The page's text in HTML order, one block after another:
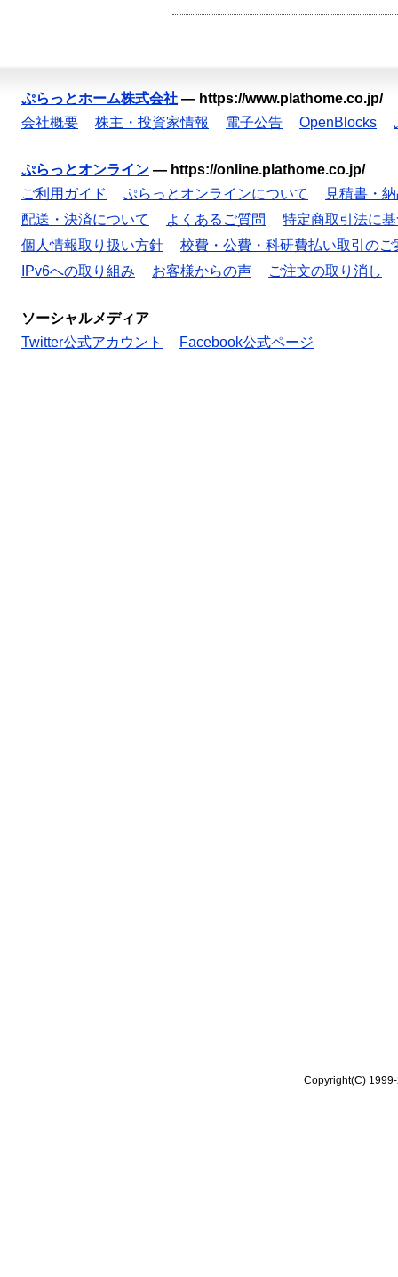
ぷらっとホーム株式会社 — https://www.plathome.co.jp/
会社概要
株主・投資家情報 電子公告 OpenBlocks
ぷらっとオンライン — https://online.plathome.co.jp/
ご利用ガイド
ぷらっとオンラインについて
見積書・
配送・決済について
よくあるご質問
特定商取引法に
個人情報取り扱い方針
校費・公費・科研費払い取引のご
IPv6への取り組み
お客様からの声 ご注文の取り消し
ソーシャルメディア
Twitter公式アカウント
Facebook公式ページ
Copyright(C)